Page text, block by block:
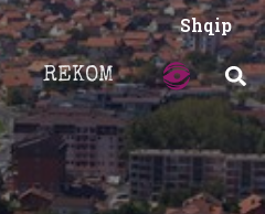
Shqip
REKOM